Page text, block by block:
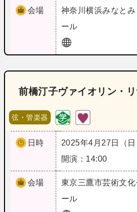
会場 神奈川横浜みなと
ール
前橋汀子ヴァイオリン・
弦・管楽器
日時
2025年4月27日（日
開演：14:00
会場 東京三鷹市芸術文
ール